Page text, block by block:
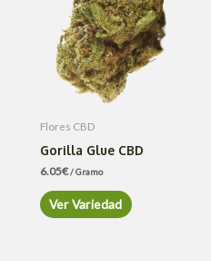
Flores CBD
Gorilla Glue CBD
6.05€/ Gramo
Ver Variedad